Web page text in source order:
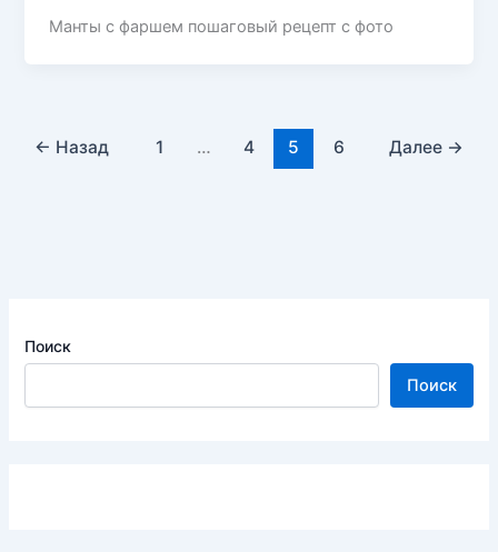
Манты с фаршем пошаговый рецепт с фото
← Назад 1 … 4 5 6 Далее →
Поиск
Поиск